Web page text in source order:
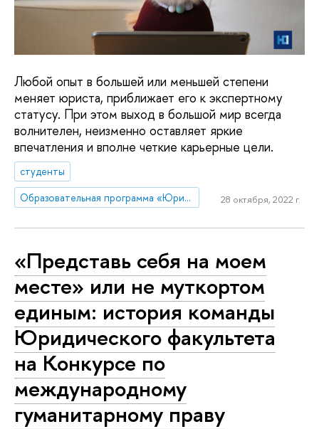
Любой опыт в большей или меньшей степени
меняет юриста, приближает его к экспертному
статусу. При этом выход в большой мир всегда
волнителен, неизменно оставляет яркие
впечатления и вполне четкие карьерные цели.
студенты
Образовательная программа «Юриспруденция»
28 октября, 2022 г.
«Представь себя на моем
месте» или не муткортом
единым: история команды
Юридического факультета
на Конкурсе по
международному
гуманитарному праву